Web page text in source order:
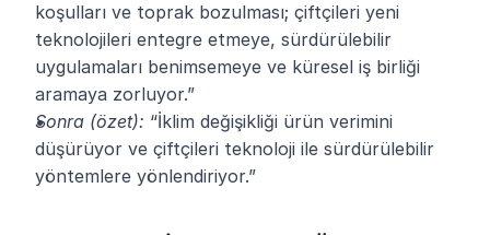
koşulları ve toprak bozulması; çiftçileri yeni
teknolojileri entegre etmeye, sürdürülebilir
uygulamaları benimsemeye ve küresel iş birliği
aramaya zorluyor.”
Sonra (özet): “İklim değişikliği ürün verimini
düşürüyor ve çiftçileri teknoloji ile sürdürülebilir
yöntemlere yönlendiriyor.”